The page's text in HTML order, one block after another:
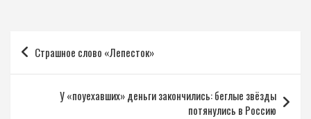
Навигация
по
записям
Страшное слово «Лепесток»
У «поуехавших» деньги закончились: беглые звёзды
потянулись в Россию